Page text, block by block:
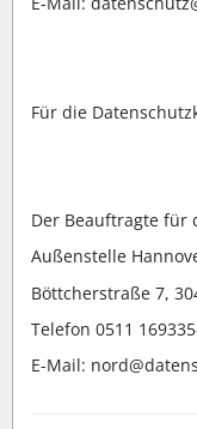
Für die
Der Beauftragte für
Außenstelle
Böttcherstraße 7,
Telefon 0511
E-Mail: